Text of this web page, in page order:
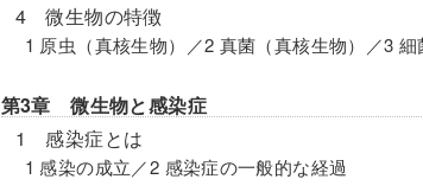
4 微生物の特徴
1 原虫（真核生物）／2 真菌（真核生物）／3
第3章 微生物と感染症
1 感染症とは
1 感染の成立／2 感染症の一般的な経過